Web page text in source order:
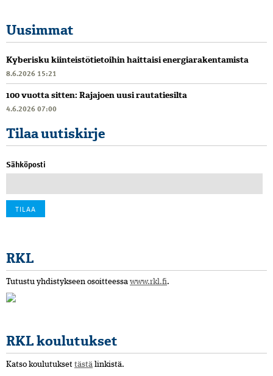
Uusimmat
Kyberisku kiinteistötietoihin haittaisi energiarakentamista
8.6.2026 15:21
100 vuotta sitten: Rajajoen uusi rautatiesilta
4.6.2026 07:00
Tilaa uutiskirje
Sähköposti
RKL
Tutustu yhdistykseen osoitteessa www.rkl.fi.
RKL koulutukset
Katso koulutukset tästä linkistä.